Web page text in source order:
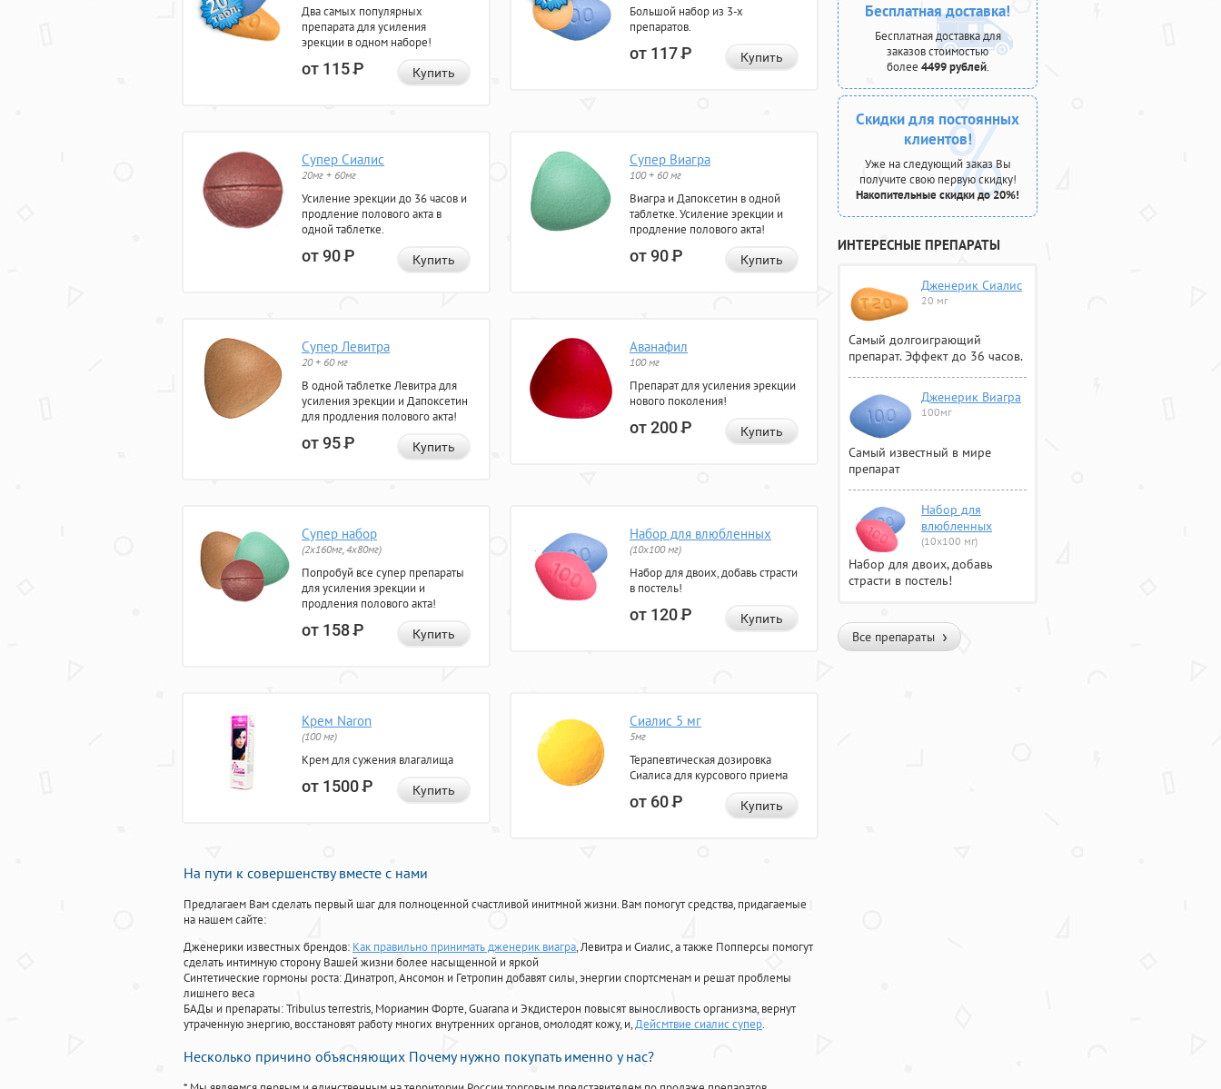
Два самых популярных
препарата для усиления
эрекции в одном наборе!
от 115Р Купить
Большой набор из 3-х
препаратов.
от 117Р Купить
Супер Сиалис
20мг + 60мг
Усиление эрекции до 36 часов и
продление полового акта в
одной таблетке.
от 90Р Купить
Супер Виагра
100 + 60 мг
Виагра и Дапоксетин в одной
таблетке. Усиление эрекции и
продление полового акта!
от 90Р Купить
Супер Левитра
20 + 60 мг
В одной таблетке Левитра для
усиления эрекции и Дапоксетин
для продления полового акта!
от 95Р Купить
Аванафил
100 мг
Препарат для усиления эрекции
нового поколения!
от 200Р Купить
Супер набор
(2х160мг, 4х80мг)
Попробуй все супер препараты
для усиления эрекции и
продления полового акта!
от 158Р Купить
Набор для влюбленных
(10х100 мг)
Набор для двоих, добавь страсти
в постель!
от 120Р Купить
Крем Naron
(100 мг)
Крем для сужения влагалища
от 1500Р Купить
Сиалис 5 мг
5мг
Терапевтическая дозировка
Сиалиса для курсового приема
от 60Р Купить
На пути к совершенству вместе с нами
Предлагаем Вам сделать первый шаг для полноценной счастливой инитмной жизни. Вам помогут средства, придагаемые
на нашем сайте:
Дженерики известных брендов: Как правильно принимать дженерик виагра, Левитра и Сиалис, а также Попперсы помогут
сделать интимную сторону Вашей жизни более насыщенной и яркой
Синтетические гормоны роста: Динатроп, Ансомон и Гетропин добавят силы, энергии спортсменам и решат проблемы
лишнего веса
БАДы и препараты:Tribulus terrestris, Мориамин Форте, Guarana и Экдистерон повысят выносливость организма, вернут
утраченную энергию, восстановят работу многих внутренних органов, омолодят кожу, и,Дейсмтвие сиалис супер.
Несколько причино объясняющих Почему нужно покупать именно у нас?
Бесплатная доставка!
Бесплатная доставка для
заказов стоимостью
более 4499 рублей.
Скидки для постоянных
клиентов!
Уже на следующий заказ Вы
получите свою первую скидку!
Накопительные скидки до 20%!
ИНТЕРЕСНЫЕ ПРЕПАРАТЫ
Дженерик Сиалис
20 мг
Самый долгоиграющий
препарат. Эффект до 36 часов.
Дженерик Виагра
100мг
Самый известный в мире
препарат
Набор для
влюбленных
(10х100 мг)
Набор для двоих, добавь
страсти в постель!
Все препараты